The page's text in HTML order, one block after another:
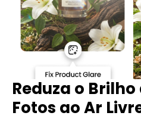
Reduza o Brilho
Fotos ao Ar